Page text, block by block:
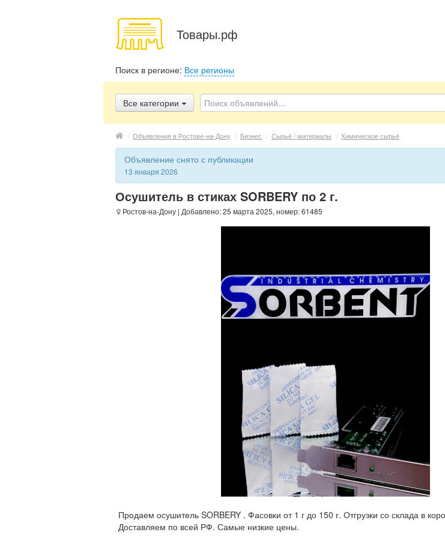
Товары.рф
Поиск в регионе: Все регионы
Все категории
/ Объявления в Ростове-на-Дону / Бизнес / Сырьё / материалы / Химическое сырьё
Объявление снято с публикации
13 января 2026
Осушитель в стиках SORBERY по 2 г.
Ростов-на-Дону | Добавлено: 25 марта 2025, номер: 61485
Продаем осушитель SORBERY . Фасовки от 1 г до 150 г. Отгрузки со склада в
Доставляем по всей РФ. Самые низкие цены.